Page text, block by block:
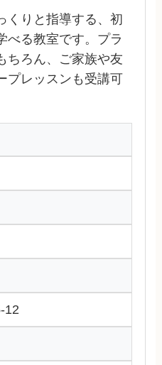
くりと指導する、初
べる教室です。プラ
ちろん、ご家族や友
プレッスンも受講可
12